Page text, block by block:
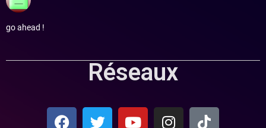
go ahead !
Réseaux